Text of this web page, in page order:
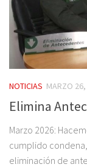
NOTICIAS MARZO
Elimina
Marzo 2026:
cumplido
eliminación de